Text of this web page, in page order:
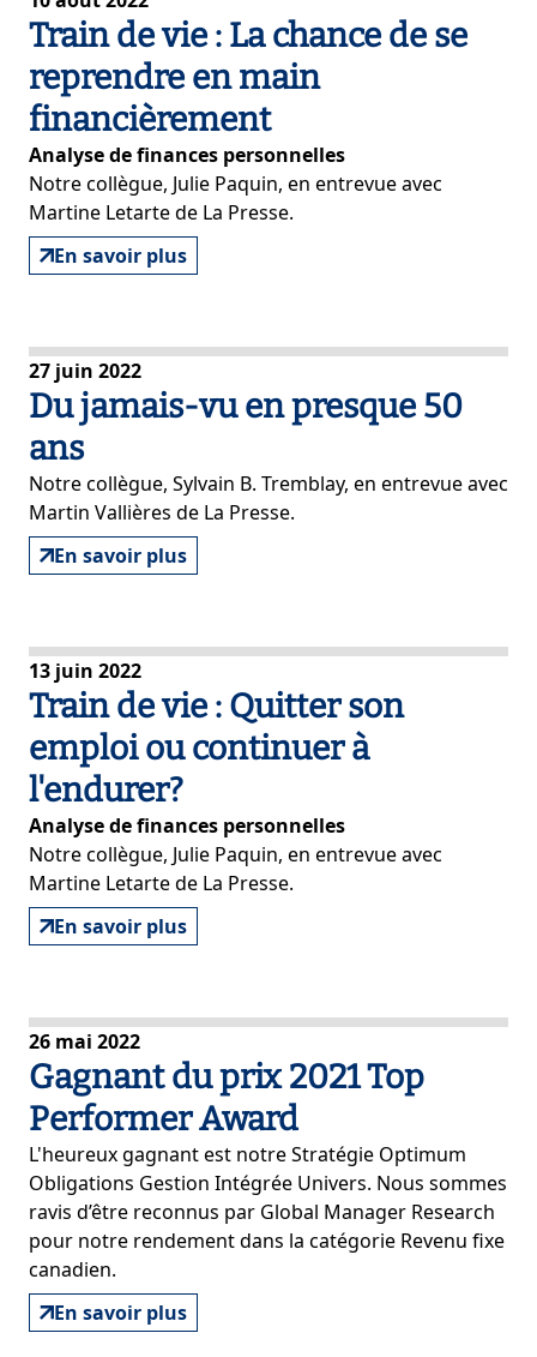
Train de vie : La chance de se
reprendre en main
financièrement
Analyse de finances personnelles
Notre collègue, Julie Paquin, en entrevue avec
Martine Letarte de La Presse.
En savoir plus
27 juin 2022
Du jamais-vu en presque 50
ans
Notre collègue, Sylvain B. Tremblay, en entrevue avec
Martin Vallières de La Presse.
En savoir plus
13 juin 2022
Train de vie : Quitter son
emploi ou continuer à
l'endurer?
Analyse de finances personnelles
Notre collègue, Julie Paquin, en entrevue avec
Martine Letarte de La Presse.
En savoir plus
26 mai 2022
Gagnant du prix 2021 Top
Performer Award
L'heureux gagnant est notre Stratégie Optimum
Obligations Gestion Intégrée Univers. Nous sommes
ravis d’être reconnus par Global Manager Research
pour notre rendement dans la catégorie Revenu fixe
canadien.
En savoir plus